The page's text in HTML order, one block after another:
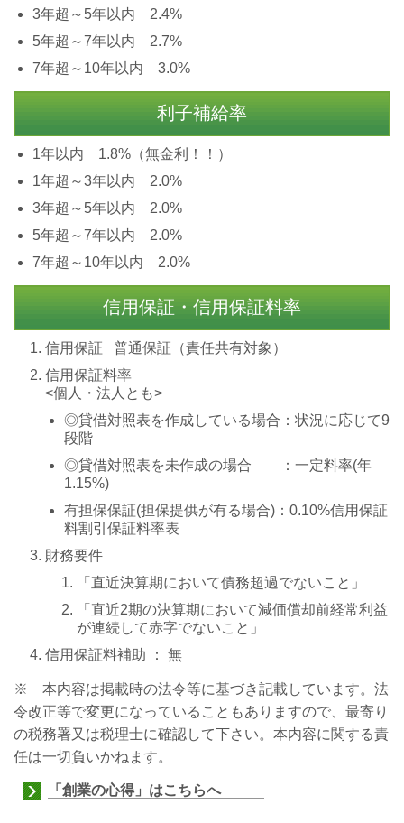
3年超～5年以内 2.4%
5年超～7年以内 2.7%
7年超～10年以内 3.0%
利子補給率
1年以内 1.8%（無金利！！）
1年超～3年以内 2.0%
3年超～5年以内 2.0%
5年超～7年以内 2.0%
7年超～10年以内 2.0%
信用保証・信用保証料率
信用保証 普通保証（責任共有対象）
信用保証料率
<個人・法人とも>
◎貸借対照表を作成している場合：状況に応じて9
段階
◎貸借対照表を未作成の場合 ：一定料率(年
1.15%)
有担保保証(担保提供が有る場合)：0.10%信用保証
料割引保証料率表
財務要件
「直近決算期において債務超過でないこと」
「直近2期の決算期において減価償却前経常利益
が連続して赤字でないこと」
信用保証料補助 ： 無
※ 本内容は掲載時の法令等に基づき記載しています。法
令改正等で変更になっていることもありますので、最寄り
の税務署又は税理士に確認して下さい。本内容に関する責
任は一切負いかねます。
「創業の心得」はこちらへ